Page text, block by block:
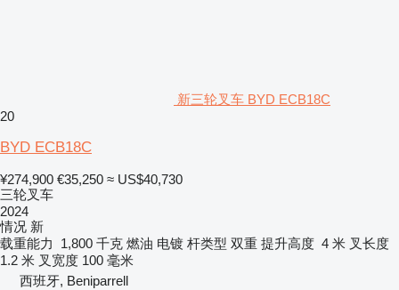
新三轮叉车 BYD ECB18C
20
BYD ECB18C
¥274,900 €35,250 ≈ US$40,730
三轮叉车
2024
情况 新
载重能力
1,800 千克 燃油 电镀 杆类型 双重 提升高度 4 米 叉长度
1.2 米 叉宽度 100 毫米
西班牙, Beniparrell